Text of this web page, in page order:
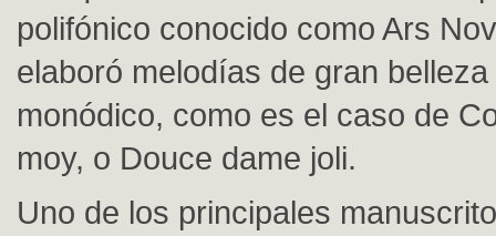
polifónico conocido como Ars
elaboró melodías de gran
monódico, como es el caso de
moy, o Douce dame joli.
Uno de los principales